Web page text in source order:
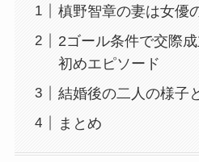
槙野智章の妻は女優
2ゴール条件で交際
初めエピソード
結婚後の二人の様子
まとめ